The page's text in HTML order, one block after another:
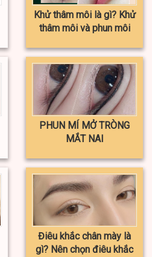
Khử thâm môi là gì? Khử
thâm môi và phun môi
PHUN MÍ MỞ TRÒNG
MẮT NAI
Điêu khắc chân mày là
gì? Nên chọn điêu khắc